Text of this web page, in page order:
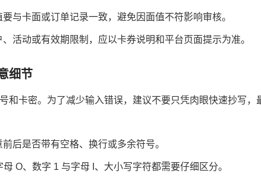
与卡面或订单记录一致，避免因面值不符影响审核。
活动或有效期限制，应以卡券说明和平台页面提示为准。
细节
和卡密。为了减少输入错误，建议不要只凭肉眼快速抄写
后是否带有空格、换行或多余符号。
母 O、数字 1 与字母 I、大小写字符都需要仔细区分。